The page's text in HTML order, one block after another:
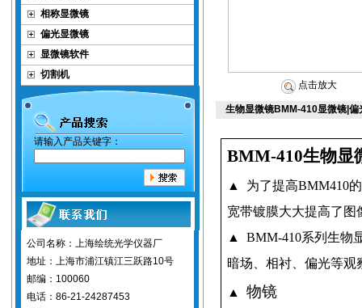
相称显微镜
偏光显微镜
显微镜软件
切割机
请输入产品关键字：
公司名称：上海绘统光学仪器厂
地址：上海市浦江镇江三跃路10号
邮编：100060
电话：86-21-24287453
点击放大
生物显微镜BMM-410显微镜|
BMM-410生物显
▲ 为了提高BMM410
宽带镀膜大大提高了
▲
BMM-410系列生物
暗场、相衬、偏光等观
▲ 物镜